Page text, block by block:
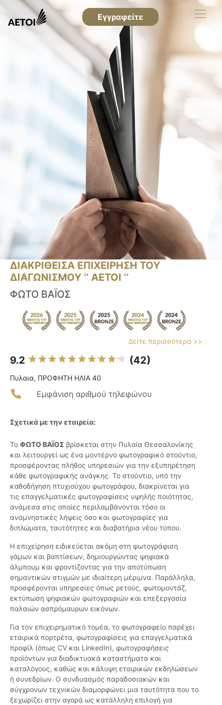
Εγγραφείτε
ΔΙΑΚΡΙΘΕΙΣΑ ΕΠΙΧΕΙΡΗΣΗ ΤΟΥ
ΔΙΑΓΩΝΙΣΜΟΥ ‘’ ΑΕΤΟΙ ‘’
ΦΩΤΟ ΒΑΪΟΣ
Δείτε περισσότερα >>
9.2 (42)
Πυλαια, ΠΡΟΦΗΤΗ ΗΛΙΑ 40
Εμφάνιση αριθμού τηλεφώνου
Σχετικά με την εταιρεία:
Το ΦΩΤΟ ΒΑΪΟΣ βρίσκεται στην Πυλαία Θεσσαλονίκης
και λειτουργεί ως ένα μοντέρνο φωτογραφικό στούντιο,
προσφέροντας πλήθος υπηρεσιών για την εξυπηρέτηση
κάθε φωτογραφικής ανάγκης. Το στούντιο, υπό την
καθοδήγηση πτυχιούχου φωτογράφου, διακρίνεται για
τις επαγγελματικές φωτογραφίσεις υψηλής ποιότητας,
ανάμεσα στις οποίες περιλαμβάνονται τόσο οι
αναμνηστικές λήψεις όσο και φωτογραφίες για
διπλώματα, ταυτότητες και διαβατήρια νέου τύπου.
Η επιχείρηση ειδικεύεται ακόμη στη φωτογράφιση
γάμων και βαπτίσεων, δημιουργώντας ψηφιακά
άλμπουμ και φροντίζοντας για την αποτύπωση
σημαντικών στιγμών με ιδιαίτερη μέριμνα. Παράλληλα,
προσφέρονται υπηρεσίες όπως ρετούς, φωτομοντάζ,
εκτύπωση ψηφιακών φωτογραφιών και επεξεργασία
παλαιών ασπρόμαυρων εικόνων.
Για τον επιχειρηματικό τομέα, το φωτογραφείο παρέχει
εταιρικά πορτρέτα, φωτογραφίσεις για επαγγελματικά
προφίλ (όπως CV και LinkedIn), φωτογραφήσεις
προϊόντων για διαδικτυακά καταστήματα και
καταλόγους, καθώς και κάλυψη εταιρικών εκδηλώσεων
ή συνεδρίων. Ο συνδυασμός παραδοσιακών και
σύγχρονων τεχνικών διαμορφώνει μια ταυτότητα που το
ξεχωρίζει στην αγορά ως κατάλληλη επιλογή για